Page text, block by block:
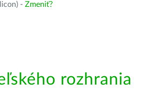
- Zmeniť?
rozhrania